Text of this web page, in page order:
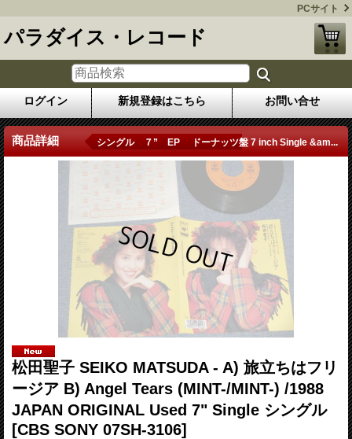
PCサイト
パラダイス・レコード
ログイン 新規登録はこちら お問い合せ
商品詳細 シングル ７” EP ドーナッツ盤 7 inch Single &am...
松田聖子 SEIKO MATSUDA - A) 旅立ちはフリ
ージア B) Angel Tears (MINT-/MINT-) /1988
JAPAN ORIGINAL Used 7" Single シングル
[CBS SONY 07SH-3106]